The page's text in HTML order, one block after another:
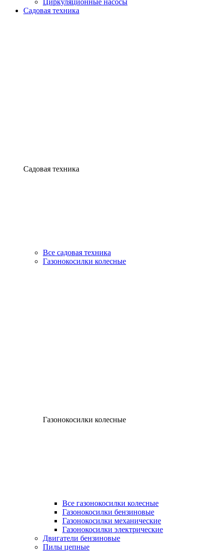
Циркуляционные насосы
Садовая техника
Садовая техника
Все садовая техника
Газонокосилки колесные
Газонокосилки колесные
Все газонокосилки колесные
Газонокосилки бензиновые
Газонокосилки механические
Газонокосилки электрические
Двигатели бензиновые
Пилы цепные